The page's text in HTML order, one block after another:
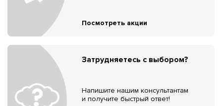
Посмотреть акции
Затрудняетесь с выбором?
Напишите нашим консультантам
и получите быстрый ответ!